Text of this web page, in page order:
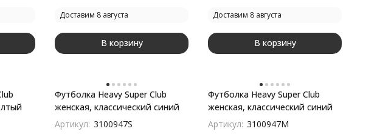
Доставим 8 августа
В корзину
Доставим 8 августа
В корзину
Футболка Heavy Super Club
женская, классический синий
Артикул: 3100947S
Футболка Heavy Super Club
женская, классический синий
Артикул: 3100947M